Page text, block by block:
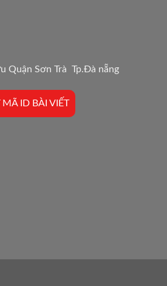
Quận Sơn Trà Tp.Đà nẵng
ID BÀI VIẾT